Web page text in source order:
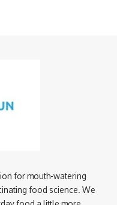
for mouth-watering
food science. We